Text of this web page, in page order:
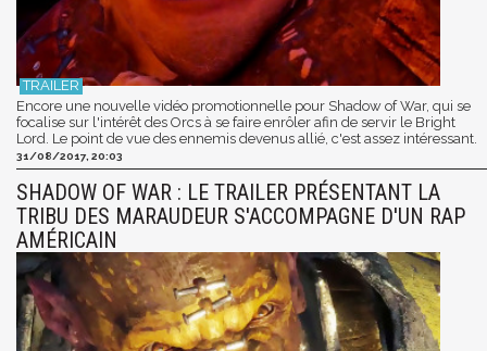
Encore une nouvelle vidéo promotionnelle pour Shadow of War, qui se
focalise sur l'intérêt des Orcs à se faire enrôler afin de servir le Bright
Lord. Le point de vue des ennemis devenus allié, c'est assez intéressant.
31/08/2017, 20:03
SHADOW OF WAR : LE TRAILER PRÉSENTANT LA
TRIBU DES MARAUDEUR S'ACCOMPAGNE D'UN RAP
AMÉRICAIN